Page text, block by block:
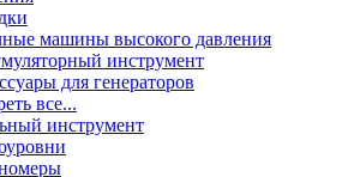
машины высокого давления
инструмент
для генераторов
все...
инструмент